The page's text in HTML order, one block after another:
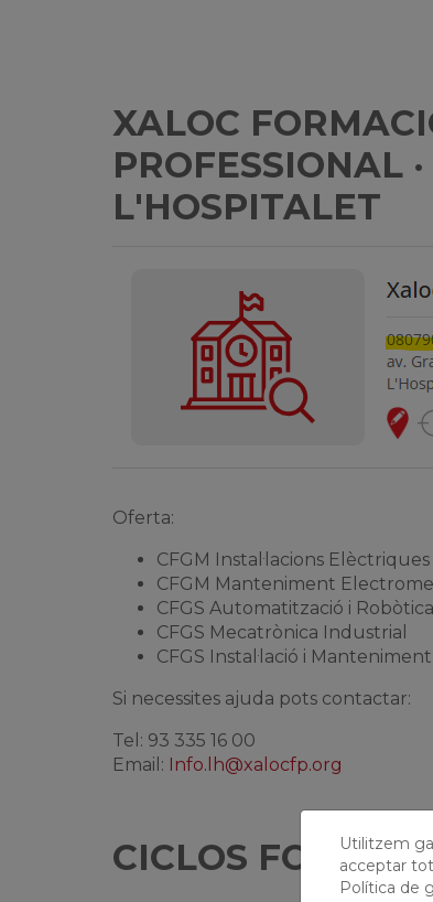
XALOC
PROFESSIONAL
L'HOSPITALET
Oferta:
CFGM Instal·lacions
CFGM Manteniment
CFGS Automatització i
CFGS Mecatrònica Industrial
CFGS Instal·lació i Manteniment
Si necessites ajuda pots contactar:
Tel: 93 335 16 00
Email: Info.lh@xalocfp.org
CICLOS
Utilitzem
acceptar
Política de